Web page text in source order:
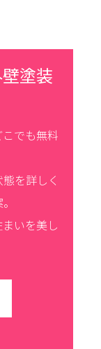
塗装
でも無料
を詳しく
いを美し